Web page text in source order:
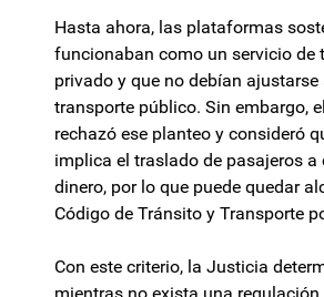
Hasta ahora, las plataformas
funcionaban como un servicio de
privado y que no debían ajustarse
transporte público. Sin embargo,
rechazó ese planteo y consideró
implica el traslado de pasajeros a
dinero, por lo que puede quedar
Código de Tránsito y Transporte
Con este criterio, la Justicia